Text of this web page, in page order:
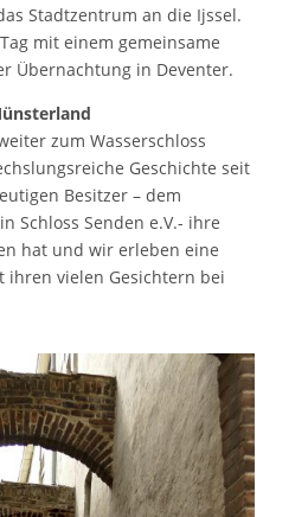
Stadtzentrum an die Ijssel.
mit einem gemeinsame
Übernachtung in Deventer.
zum Wasserschloss
Geschichte seit
Besitzer – dem
Schloss Senden e.V.- ihre
hat und wir erleben eine
ihren vielen Gesichtern bei